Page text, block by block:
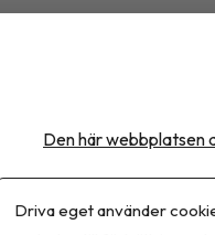
Den här webbplatsen
Driva eget använder